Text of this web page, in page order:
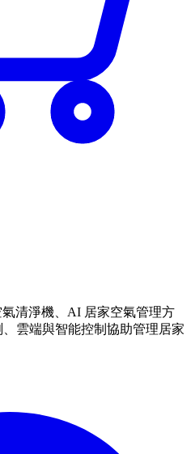
清淨機、AI 居家空氣管理方
雲端與智能控制協助管理居家